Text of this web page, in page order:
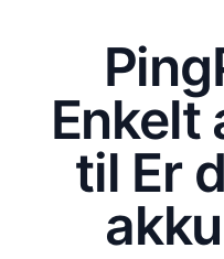
Enkelt
til Er